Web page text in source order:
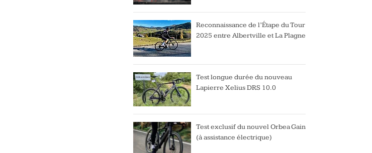
Reconnaissance de l’Étape du Tour
2025 entre Albertville et La Plagne
Test longue durée du nouveau
Lapierre Xelius DRS 10.0
Test exclusif du nouvel Orbea Gain
(à assistance électrique)